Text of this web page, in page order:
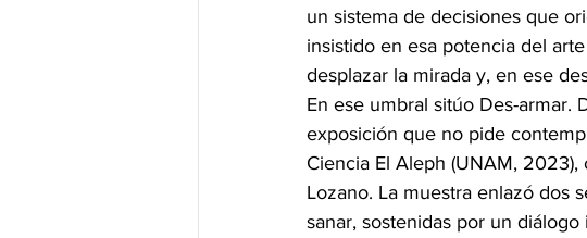
un sistema de decisiones que
insistido en esa potencia del
desplazar la mirada y, en ese
En ese umbral sitúo Des-armar.
exposición que no pide
Ciencia El Aleph (UNAM,
Lozano. La muestra enlazó dos
sanar, sostenidas por un